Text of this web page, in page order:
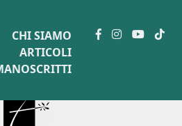
CHI SIAMO
ARTICOLI